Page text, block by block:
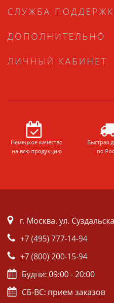
СЛУЖБА
ДОПОЛНИТЕЛЬНО
ЛИЧНЫЙ КАБИНЕТ
Немецкое качество
на всю продукцию
Быстрая
по
г. Москва. ул.
+7 (495) 777-14-94
+7 (800) 200-15-94
Будни: 09:00 - 20:00
СБ-ВС: прием заказов